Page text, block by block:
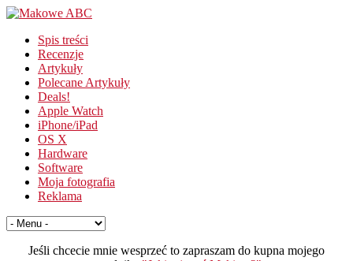
Spis treści
Recenzje
Artykuły
Polecane Artykuły
Deals!
Apple Watch
iPhone/iPad
OS X
Hardware
Software
Moja fotografia
Reklama
Jeśli chcecie mnie wesprzeć to zapraszam do kupna mojego